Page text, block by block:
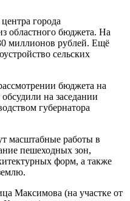
города
областного бюджета. На
миллионов рублей. Ещё
сельских
бюджета на
на заседании
губернатора
масштабные работы в
пешеходных зон,
форм, а также
Максимова (на участке от